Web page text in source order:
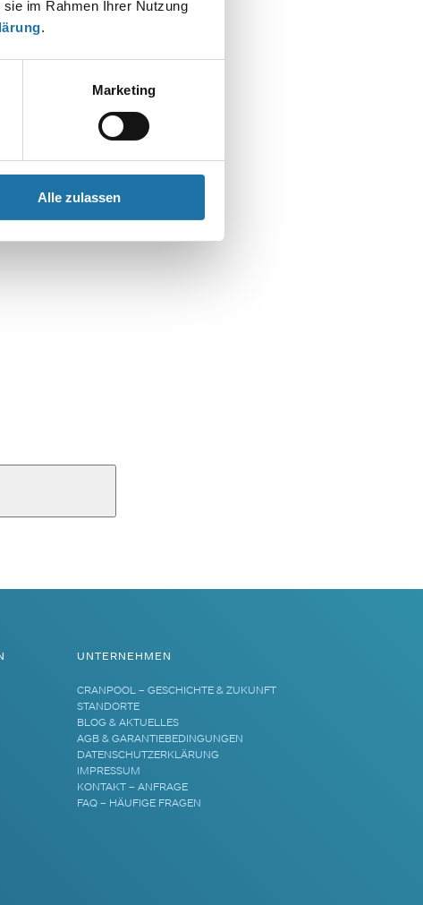
im Rahmen Ihrer Nutzung
.
Marketing
Alle zulassen
UNTERNEHMEN
CRANPOOL – GESCHICHTE & ZUKUNFT
STANDORTE
BLOG & AKTUELLES
AGB & GARANTIEBEDINGUNGEN
DATENSCHUTZERKLÄRUNG
IMPRESSUM
KONTAKT – ANFRAGE
FAQ – HÄUFIGE FRAGEN